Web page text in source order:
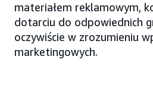
materiałem reklamowym,
dotarciu do odpowiednich
oczywiście w zrozumieniu
marketingowych.